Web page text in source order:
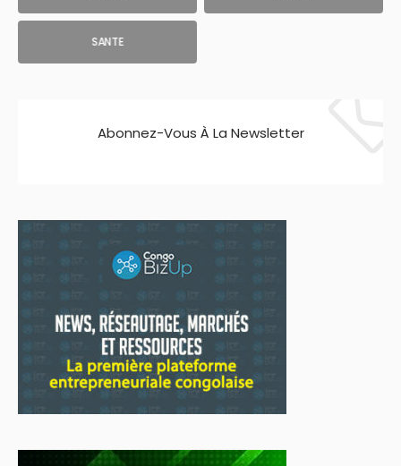
SANTE
Abonnez-Vous À La Newsletter